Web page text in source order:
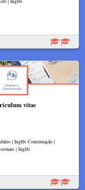
vitae
| Inglês Continuação |
| Inglês